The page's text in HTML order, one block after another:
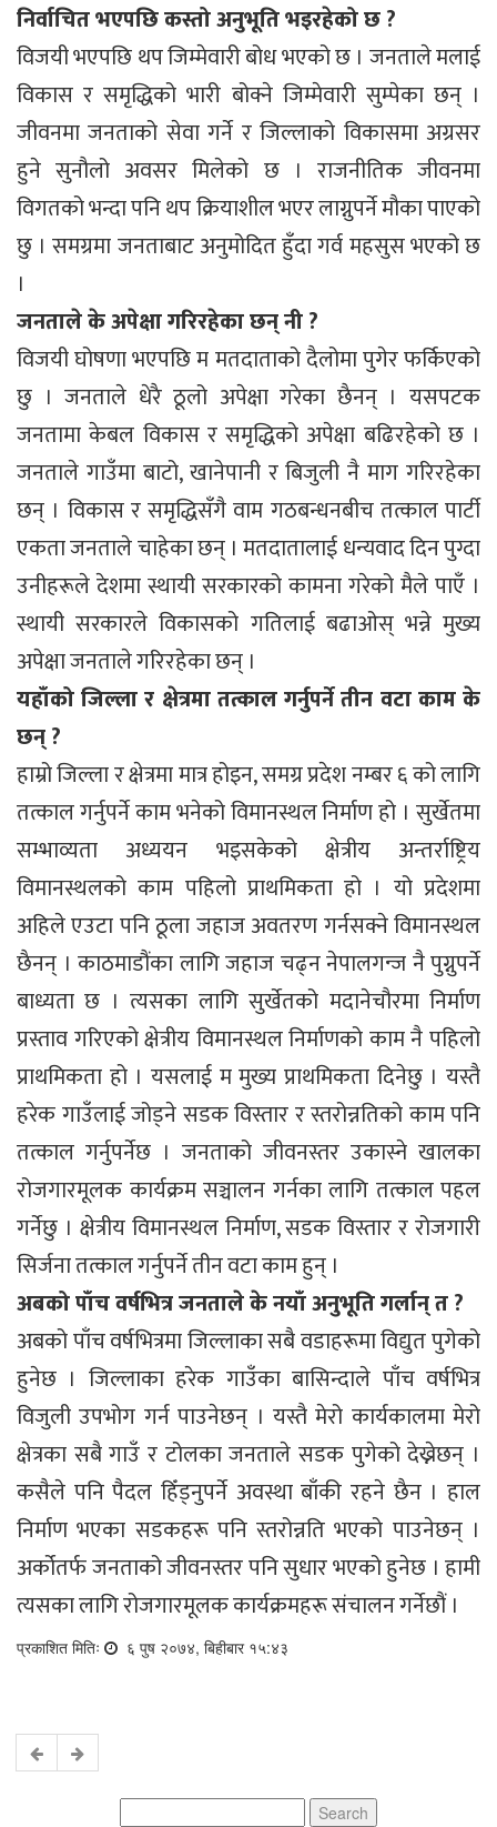
निर्वाचित भएपछि कस्तो अनुभूति भइरहेको छ ?
विजयी भएपछि थप जिम्मेवारी बोध भएको छ । जनताले मलाई
विकास र समृद्धिको भारी बोक्ने जिम्मेवारी सुम्पेका छन् ।
जीवनमा जनताको सेवा गर्ने र जिल्लाको विकासमा अग्रसर
हुने सुनौलो अवसर मिलेको छ । राजनीतिक जीवनमा
विगतको भन्दा पनि थप क्रियाशील भएर लाग्नुपर्ने मौका पाएको
छु । समग्रमा जनताबाट अनुमोदित हुँदा गर्व महसुस भएको छ
।
जनताले के अपेक्षा गरिरहेका छन् नी ?
विजयी घोषणा भएपछि म मतदाताको दैलोमा पुगेर फर्किएको
छु । जनताले धेरै ठूलो अपेक्षा गरेका छैनन् । यसपटक
जनतामा केबल विकास र समृद्धिको अपेक्षा बढिरहेको छ ।
जनताले गाउँमा बाटो, खानेपानी र बिजुली नै माग गरिरहेका
छन् । विकास र समृद्धिसँगै वाम गठबन्धनबीच तत्काल पार्टी
एकता जनताले चाहेका छन् । मतदातालाई धन्यवाद दिन पुग्दा
उनीहरूले देशमा स्थायी सरकारको कामना गरेको मैले पाएँ ।
स्थायी सरकारले विकासको गतिलाई बढाओस् भन्ने मुख्य
अपेक्षा जनताले गरिरहेका छन् ।
यहाँको जिल्ला र क्षेत्रमा तत्काल गर्नुपर्ने तीन वटा काम के
छन् ?
हाम्रो जिल्ला र क्षेत्रमा मात्र होइन, समग्र प्रदेश नम्बर ६ को लागि
तत्काल गर्नुपर्ने काम भनेको विमानस्थल निर्माण हो । सुर्खेतमा
सम्भाव्यता अध्ययन भइसकेको क्षेत्रीय अन्तर्राष्ट्रिय
विमानस्थलको काम पहिलो प्राथमिकता हो । यो प्रदेशमा
अहिले एउटा पनि ठूला जहाज अवतरण गर्नसक्ने विमानस्थल
छैनन् । काठमाडौंका लागि जहाज चढ्न नेपालगन्ज नै पुग्नुपर्ने
बाध्यता छ । त्यसका लागि सुर्खेतको मदानेचौरमा निर्माण
प्रस्ताव गरिएको क्षेत्रीय विमानस्थल निर्माणको काम नै पहिलो
प्राथमिकता हो । यसलाई म मुख्य प्राथमिकता दिनेछु । यस्तै
हरेक गाउँलाई जोड्ने सडक विस्तार र स्तरोन्नतिको काम पनि
तत्काल गर्नुपर्नेछ । जनताको जीवनस्तर उकास्ने खालका
रोजगारमूलक कार्यक्रम सञ्चालन गर्नका लागि तत्काल पहल
गर्नेछु । क्षेत्रीय विमानस्थल निर्माण, सडक विस्तार र रोजगारी
सिर्जना तत्काल गर्नुपर्ने तीन वटा काम हुन् ।
अबको पाँच वर्षभित्र जनताले के नयाँ अनुभूति गर्लान् त ?
अबको पाँच वर्षभित्रमा जिल्लाका सबै वडाहरूमा विद्युत पुगेको
हुनेछ । जिल्लाका हरेक गाउँका बासिन्दाले पाँच वर्षभित्र
विजुली उपभोग गर्न पाउनेछन् । यस्तै मेरो कार्यकालमा मेरो
क्षेत्रका सबै गाउँ र टोलका जनताले सडक पुगेको देख्नेछन् ।
कसैले पनि पैदल हिँड्नुपर्ने अवस्था बाँकी रहने छैन । हाल
निर्माण भएका सडकहरू पनि स्तरोन्नति भएको पाउनेछन् ।
अर्कोतर्फ जनताको जीवनस्तर पनि सुधार भएको हुनेछ । हामी
त्यसका लागि रोजगारमूलक कार्यक्रमहरू संचालन गर्नेछौं ।
प्रकाशित मितिः ६ पुष २०७४, बिहीबार १५:४३